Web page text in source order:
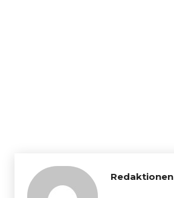
Redaktionen